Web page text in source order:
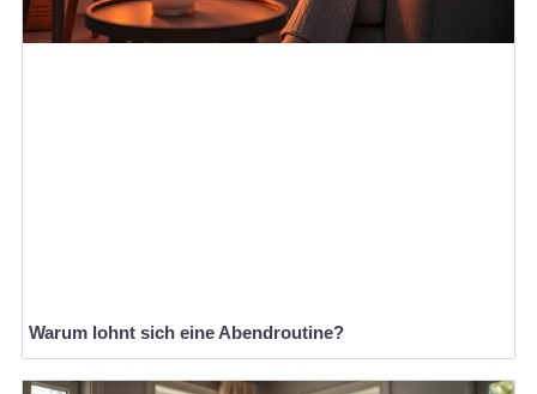
Warum lohnt sich eine Abendroutine?